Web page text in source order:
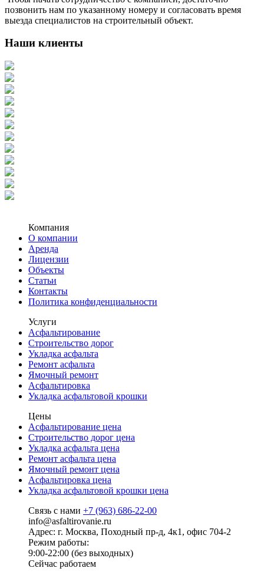
позвонить нам по указанному номеру и согласовать время
выезда специалистов на строительный объект.
Наши клиенты
Компания
О компании
Аренда
Лицензии
Объекты
Статьи
Контакты
Политика конфиденциальности
Услуги
Асфальтирование
Строительство дорог
Укладка асфальта
Ремонт асфальта
Ямочный ремонт
Асфальтировка
Укладка асфальтовой крошки
Цены
Асфальтирование цена
Строительство дорог цена
Укладка асфальта цена
Ремонт асфальта цена
Ямочный ремонт цена
Асфальтировка цена
Укладка асфальтовой крошки цена
Связь с нами +7 (963) 686-22-00
info@asfaltirovanie.ru
Адрес: г. Москва, Походный пр-д, 4к1, офис 704-2
Режим работы:
9:00-22:00 (без выходных)
Сейчас работаем